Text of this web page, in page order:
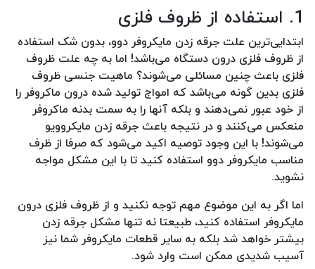
1. استفاده از ظروف فلزی
ابتدایی‌ترین علت جرقه زدن مایکروفر دوو، بدون شک استفاده
از ظروف فلزی درون دستگاه می‌باشد! اما به چه علت ظروف
فلزی باعث چنین مسائلی می‌شوند؟ ماهیت جنسی ظروف
فلزی بدین گونه می‌باشد که امواج تولید شده درون ماکروفر را
از خود عبور نمی‌دهند و بلکه آنها را به سمت بدنه ماکروفر
منعکس می‌کنند و در نتیجه باعث جرقه زدن مایکروویو
می‌شوند! با این وجود توصیه اکید می‌شود که صرفا از ظرف
مناسب مایکروفر دوو استفاده کنید تا با این مشکل مواجه
نشوید.
اما اگر به این موضوع مهم توجه نکنید و از ظروف فلزی درون
مایکروفر استفاده کنید، طبیعتا نه تنها مشکل جرقه زدن
بیشتر خواهد شد بلکه به سایر قطعات مایکروفر شما نیز
آسیب شدیدی ممکن است وارد شود.